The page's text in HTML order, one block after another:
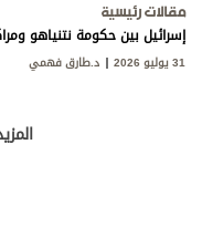
مقالات رئيسية
إسرائيل بين حكومة نتنياهو
31 يوليو 2026 د.طارق فهمي